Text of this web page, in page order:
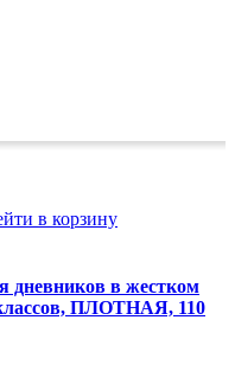
в корзину
в жестком
ПЛОТНАЯ, 110